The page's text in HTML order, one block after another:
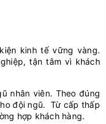
kinh tế vững vàng.
tận tâm vì khách
nhân viên. Theo đúng
đội ngũ. Từ cấp thấp
hợp khách hàng.